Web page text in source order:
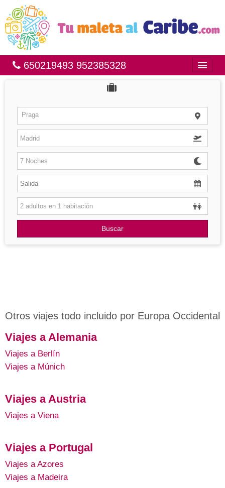
650219493 952385328
Bahía Príncipe
México
República Dominicana
Brasil
Islas
Hoteles
Praga
Buscar
Otros viajes todo incluido por Europa Occidental
Viajes a Alemania
Viajes a Berlín
Viajes a Múnich
Viajes a Austria
Viajes a Viena
Viajes a Portugal
Viajes a Azores
Viajes a Madeira